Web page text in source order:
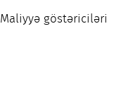
Maliyyə göstəriciləri